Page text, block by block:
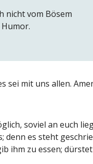
nicht vom Bösem
sei mit uns allen.
soviel an euch
es steht
ihm zu essen;